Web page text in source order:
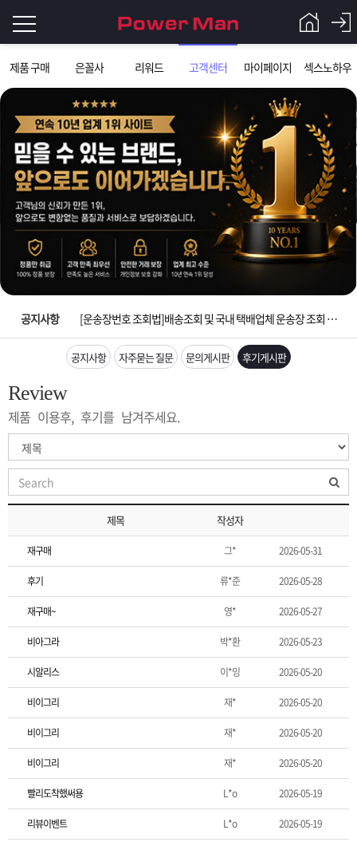
제품 구매 은꼴사 리워드 고객센터 마이페이지 섹스노하우
그
인
이
필
요
니
로
Q&A
파
워
맨
제
품
매
은
사
스
노
하
우
고
객
센
터
마
이
페
지
주
문
회
공지사항
입금확인이 안되는 상황을 대비해 꼭 입금후 고객센터 연락바랍니다.
[2026구정 연휴]설 연휴 배송 및 휴무 안내
[운송장번호 조회법]배송조회 및 국내 택배업체 운송장 조회 하는법
[ios앱 오픈]아이폰 고객 앱설치 가능합니다.
입금확인이 안되는 상황을 대비해 꼭 입금후 고객센터 연락바랍니다.
[2026구정 연휴]설 연휴 배송 및 휴무 안내
공지사항 자주묻는 질문 문의게시판 후기게시판
Review
제품 이용후, 후기를 남겨주세요.
제목 작성자
재구매 그* 2026-05-31
후기 류*준 2026-05-28
재구매~ 영* 2026-05-27
비아그라 박*환 2026-05-23
시알리스 이*잉 2026-05-20
비이그리 재* 2026-05-20
비이그리 재* 2026-05-20
비이그리 재* 2026-05-20
빨리도착했써용 L*o 2026-05-19
리뷰이벤트 L*o 2026-05-19